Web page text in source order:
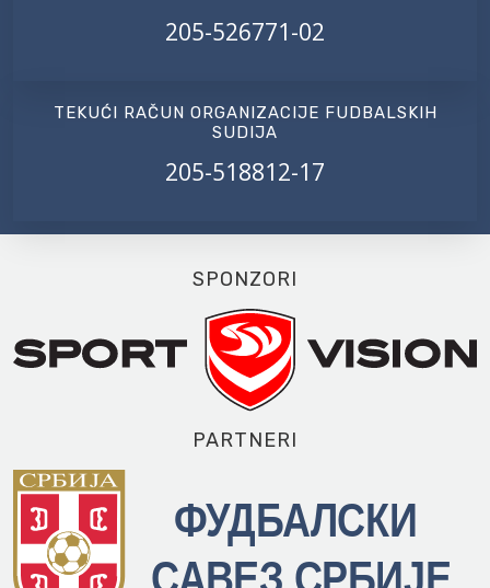
205-526771-02
TEKUĆI RAČUN ORGANIZACIJE FUDBALSKIH
SUDIJA
205-518812-17
SPONZORI
PARTNERI